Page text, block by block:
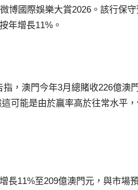
博國際娛樂大賞2026。該行保
年增長11%。
，澳門今年3月總賭收226億澳
可能是由於贏率高於往常水平
長11%至209億澳門元，與市場